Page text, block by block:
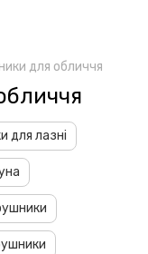
для обличчя
для лазні